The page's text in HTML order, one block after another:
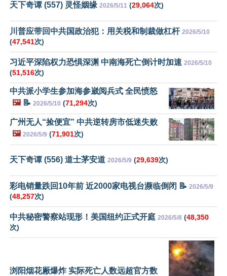
天下奇谭 (557) 灵怪姻缘 2026/5/11 (29,064次)
川普应带回中共国政治犯：用关税和制裁做杠杆 2026/5/10
(47,541次)
习近平深陷权力恐惧深渊 中南海死亡倒计时加速 2026/5/10
(51,516次)
中共派小学生参加海参崴阅兵式 全民愤怒
🖼️📝 2026/5/10 (71,294次)
广州无人“捡便宜” 中共逆转房市低迷失败
🖼️ 2026/5/9 (71,901次)
天下奇谭 (556) 道士茅安道 2026/5/9 (29,639次)
彩电销量跌回10年前 近2000家电视台濒临倒闭 📝 2026/5/9
(48,257次)
中共秘密警察站现形！美国纽约正式开庭 2026/5/8 (48,350
次)
浏阳烟花厰爆炸 实际死亡人数远超官方数